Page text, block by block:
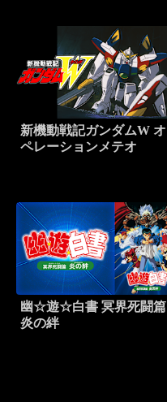
新機動戦記ガンダムW オ
ペレーションメテオ
幽☆遊☆白書 冥界死闘篇
炎の絆